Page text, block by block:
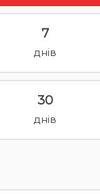
7
днів
30
днів